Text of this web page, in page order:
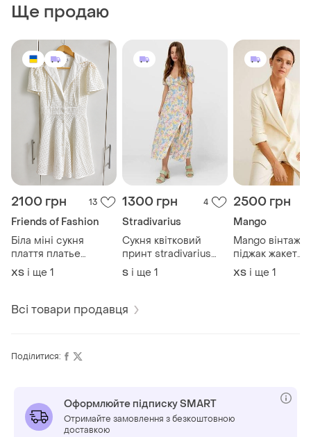
Ще продаю
2100 грн 13
Friends of Fashion
Біла міні сукня
плаття платье
friends of fashion
прошва
ХS і ще 1
1300 грн 4
Stradivarius
Сукня квітковий
принт stradivarius
міді декольте рукава
ліхтарики zara h&m
S і ще 1
2500 грн
Mango
Mango
піджак жакет
костюмна
% pure wool
ХS і ще 1
Всі товари продавця
Поділитися:
Оформлюйте підписку SMART
Отримайте замовлення з безкоштовною
доставкою